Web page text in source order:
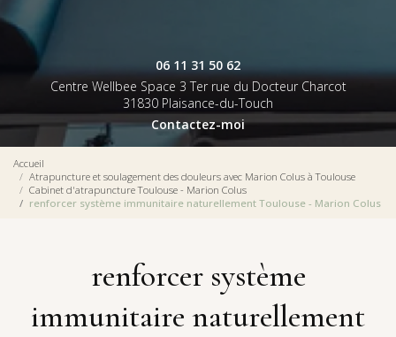
06 11 31 50 62
Centre Wellbee Space 3 Ter rue du Docteur Charcot
31830 Plaisance-du-Touch
Contactez-moi
Accueil
Atrapuncture et soulagement des douleurs avec Marion Colus à Toulouse
Cabinet d'atrapuncture Toulouse - Marion Colus
renforcer système immunitaire naturellement Toulouse - Marion Colus
renforcer système
immunitaire naturellement